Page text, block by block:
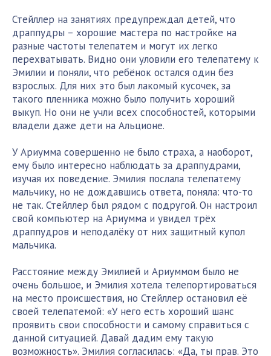
Стейллер на занятиях предупреждал детей, что
драппудры – хорошие мастера по настройке на
разные частоты телепатем и могут их легко
перехватывать. Видно они уловили его телепатему к
Эмилии и поняли, что ребёнок остался один без
взрослых. Для них это был лакомый кусочек, за
такого пленника можно было получить хороший
выкуп. Но они не учли всех способностей, которыми
владели даже дети на Альционе.
У Ариумма совершенно не было страха, а наоборот,
ему было интересно наблюдать за драппудрами,
изучая их поведение. Эмилия послала телепатему
мальчику, но не дождавшись ответа, поняла: что-то
не так. Стейллер был рядом с подругой. Он настроил
свой компьютер на Ариумма и увидел трёх
драппудров и неподалёку от них защитный купол
мальчика.
Расстояние между Эмилией и Ариуммом было не
очень большое, и Эмилия хотела телепортироваться
на место происшествия, но Стейллер остановил её
своей телепатемой: «У него есть хороший шанс
проявить свои способности и самому справиться с
данной ситуацией. Давай дадим ему такую
возможность». Эмилия согласилась: «Да, ты прав. Это